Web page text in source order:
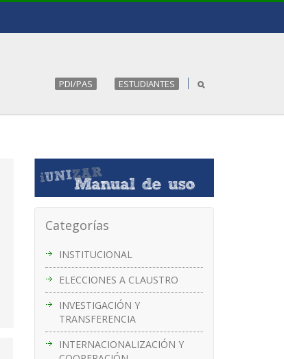
PDI/PAS ESTUDIANTES
Categorías
INSTITUCIONAL
ELECCIONES A CLAUSTRO
INVESTIGACIÓN Y
TRANSFERENCIA
INTERNACIONALIZACIÓN Y